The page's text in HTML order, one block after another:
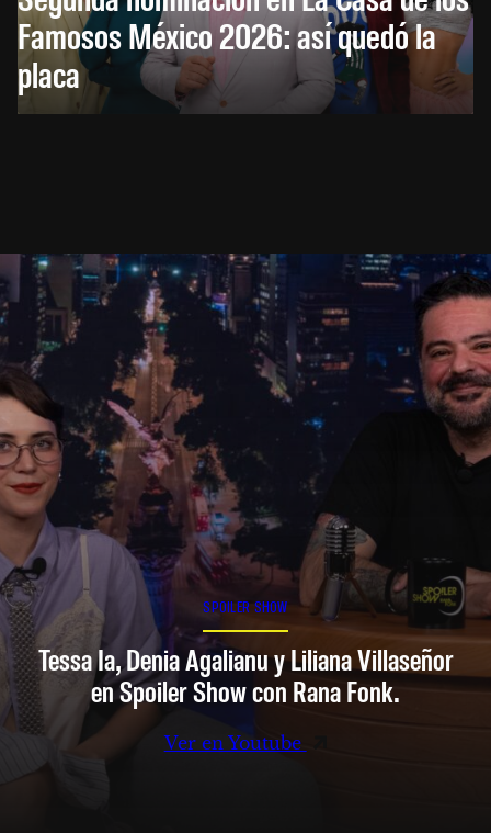
Famosos México 2026: así quedó la
placa
SPOILER SHOW
Tessa Ia, Denia Agalianu y Liliana Villaseñor
en Spoiler Show con Rana Fonk.
Ver en Youtube